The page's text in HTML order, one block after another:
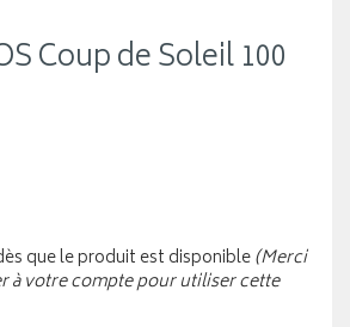
Coup de Soleil 100
que le produit est disponible(Merci
à votre compte pour utiliser cette